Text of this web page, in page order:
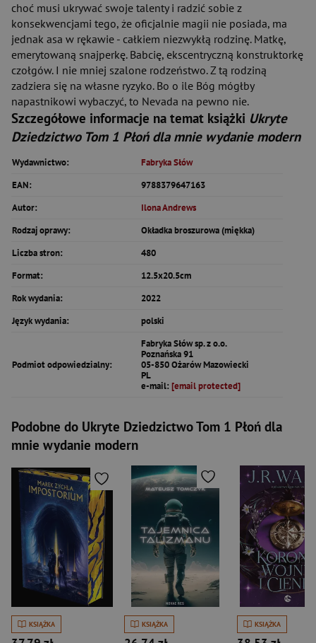
choć musi ukrywać swoje talenty i radzić sobie z
konsekwencjami tego, że oficjalnie magii nie posiada, ma
jednak asa w rękawie - całkiem niezwykłą rodzinę. Matkę,
emerytowaną snajperkę. Babcię, ekscentryczną konstruktorkę
czołgów. I nie mniej szalone rodzeństwo. Z tą rodziną
zadziera się na własne ryzyko. Bo o ile Bóg mógłby
napastnikowi wybaczyć, to Nevada na pewno nie.
Szczegółowe informacje na temat książki Ukryte
Dziedzictwo Tom 1 Płoń dla mnie wydanie modern
Wydawnictwo:
Fabryka Słów
EAN:
9788379647163
Autor:
Ilona Andrews
Rodzaj oprawy:
Okładka broszurowa (miękka)
Liczba stron:
480
Format:
12.5x20.5cm
Rok wydania:
2022
Język wydania:
polski
Podmiot odpowiedzialny:
Fabryka Słów sp. z o.o.
Poznańska 91
05-850 Ożarów Mazowiecki
PL
e-mail: [email protected]
Podobne do Ukryte Dziedzictwo Tom 1 Płoń dla
mnie wydanie modern
KSIĄŻKA KSIĄŻKA KSIĄŻKA